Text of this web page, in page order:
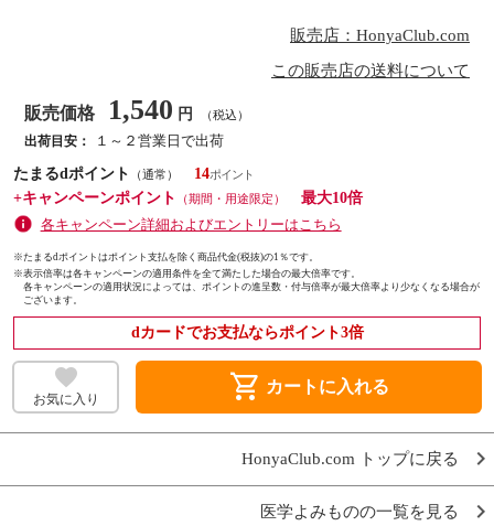
販売店：HonyaClub.com
この販売店の送料について
販売価格 1,540 円 （税込）
出荷目安：
１～２営業日で出荷
たまるdポイント
（通常）
14
+キャンペーンポイント
（期間・用途限定）
最大10倍
各キャンペーン詳細およびエントリーはこちら
※たまるdポイントはポイント支払を除く商品代金(税抜)の1％です。
※表示倍率は各キャンペーンの適用条件を全て満たした場合の最大倍率です。
各キャンペーンの適用状況によっては、ポイントの進呈数・付与倍率が最大倍率より少なくなる場合が
ございます。
dカードでお支払ならポイント3倍
お気に入り shopping_cart カートに入れる
HonyaClub.com トップに戻る
医学よみものの一覧を見る